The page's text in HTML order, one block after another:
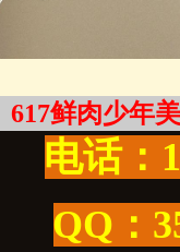
617鲜肉少年
电话：
QQ：